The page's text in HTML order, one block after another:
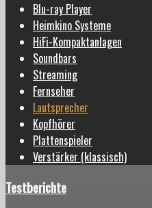
Blu-ray Player
Heimkino Systeme
HiFi-Kompaktanlagen
Soundbars
Streaming
Fernseher
Lautsprecher
Kopfhörer
Plattenspieler
Verstärker (klassisch)
Testberichte